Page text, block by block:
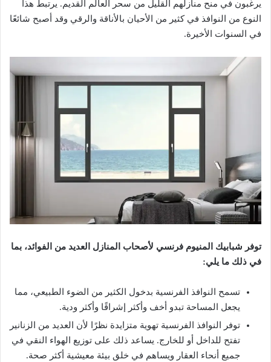
يرغبون في منح منازلهم القليل من سحر العالم القديم. يرتبط هذا
النوع من النوافذ في كثير من الأحيان بالأناقة والرقي وقد أصبح شائعًا
في السنوات الأخيرة.
توفر شبابيك المنيوم فرنسي لأصحاب المنازل العديد من الفوائد، بما
في ذلك ما يلي:
تسمح النوافذ الفرنسية بدخول الكثير من الضوء الطبيعي، مما
يجعل المساحة تبدو أخف وأكثر إشراقًا وأكثر ودية.
توفر النوافذ الفرنسية تهوية متزايدة نظرًا لأن العديد من الزنانير
تفتح للداخل أو للخارج. يساعد ذلك على توزيع الهواء النقي في
جميع أنحاء العقار ويساهم في خلق بيئة معيشية أكثر صحة.